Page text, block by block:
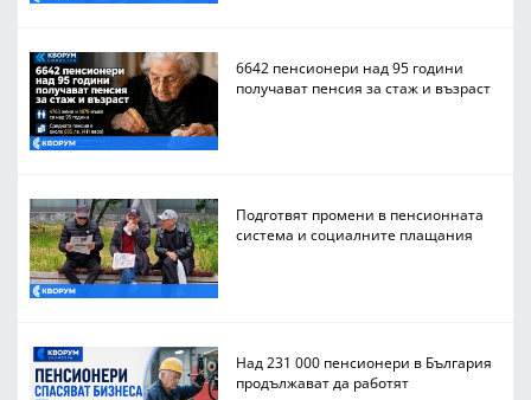
6642 пенсионери над 95 години
получават пенсия за стаж и възраст
Подготвят промени в пенсионната
система и социалните плащания
Над 231 000 пенсионери в България
продължават да работят